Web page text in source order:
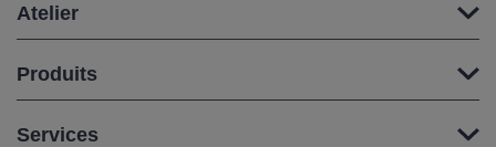
Atelier
Produits
Services